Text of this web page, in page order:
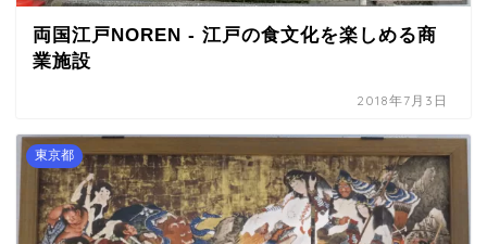
両国江戸NOREN - 江戸の食文化を楽しめる商
業施設
2018年7月3日
東京都